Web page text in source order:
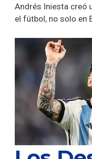
Andrés Iniesta creó
el fútbol, no solo en